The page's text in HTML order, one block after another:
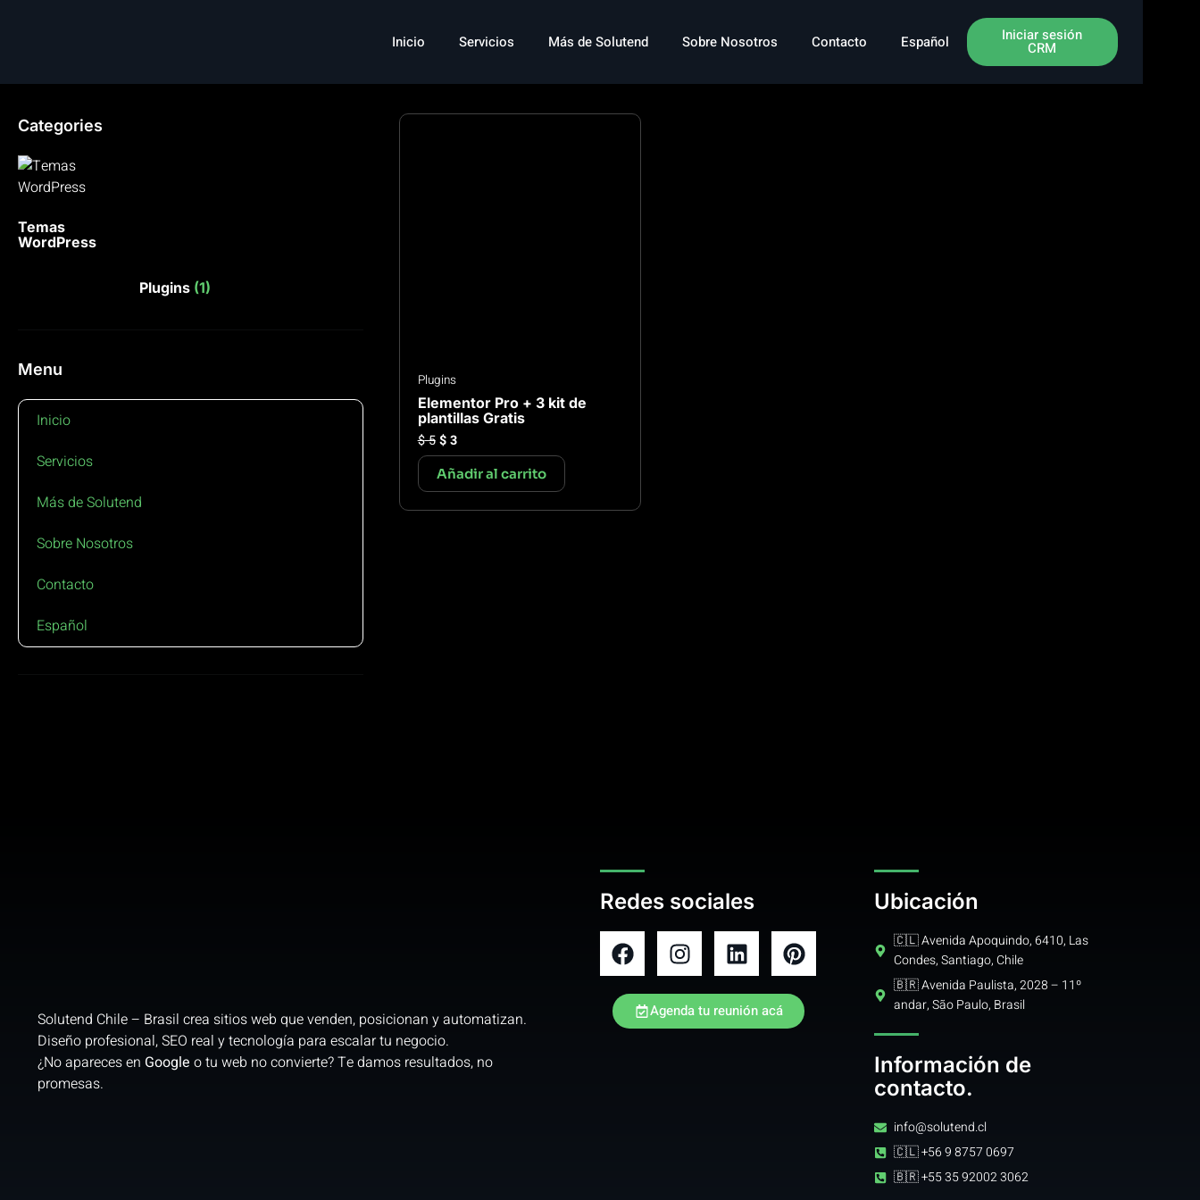
Inicio Servicios Más de Solutend Sobre Nosotros Contacto Español Iniciar sesión
CRM
Categories
Temas
WordPress
Plugins (1)
Menu
Inicio
Servicios
Más de Solutend
Sobre Nosotros
Contacto
Español
Plugins
Elementor Pro + 3 kit de
plantillas Gratis
$5 $3
Añadir al carrito
Solutend Chile – Brasil crea sitios web que venden, posicionan y automatizan.
Diseño profesional, SEO real y tecnología para escalar tu negocio.
¿No apareces en Google o tu web no convierte? Te damos resultados, no
promesas.
Redes sociales
Agenda tu reunión acá
Ubicación
🇨🇱 Avenida Apoquindo, 6410, Las
Condes, Santiago, Chile
🇧🇷 Avenida Paulista, 2028 – 11º
andar, São Paulo, Brasil
Información de
contacto.
info@solutend.cl
🇨🇱 +56 9 8757 0697
🇧🇷 +55 35 92002 3062